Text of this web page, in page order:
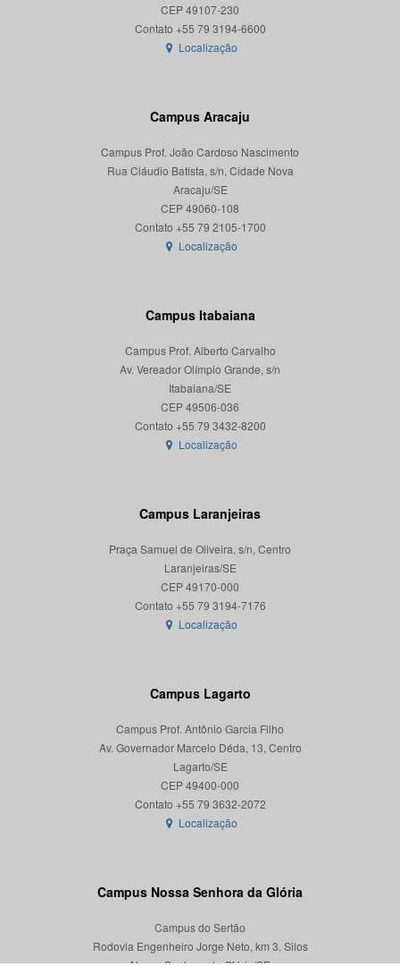
CEP 49107-230
Localização
Campus Aracaju
Campus Prof. João Cardoso Nascimento
Rua Cláudio Batista, s/n, Cidade Nova
Aracaju/SE
CEP 49060-108
Localização
Campus Itabaiana
Campus Prof. Alberto Carvalho
Av. Vereador Olímpio Grande, s/n
Itabaiana/SE
CEP 49506-036
Localização
Campus Laranjeiras
Praça Samuel de Oliveira, s/n, Centro
Laranjeiras/SE
CEP 49170-000
Localização
Campus Lagarto
Campus Prof. Antônio Garcia Filho
Av. Governador Marcelo Déda, 13, Centro
Lagarto/SE
CEP 49400-000
Localização
Campus Nossa Senhora da Glória
Campus do Sertão
Rodovia Engenheiro Jorge Neto, km 3, Silos